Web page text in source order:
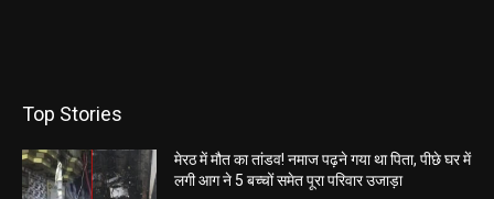
Top Stories
मेरठ में मौत का तांडव! नमाज पढ़ने गया था पिता, पीछे घर में
लगी आग ने 5 बच्चों समेत पूरा परिवार उजाड़ा